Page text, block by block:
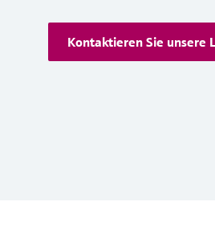
Kontaktieren Sie unsere